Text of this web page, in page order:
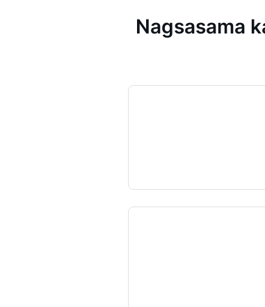
Nagsasama